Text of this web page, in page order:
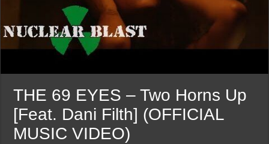
THE 69 EYES – Two Horns Up
[Feat. Dani Filth] (OFFICIAL
MUSIC VIDEO)